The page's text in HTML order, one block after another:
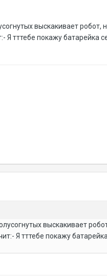
выскакивает робот,
тттебе покажу батарейка
выскакивает
Я тттебе покажу батарейка